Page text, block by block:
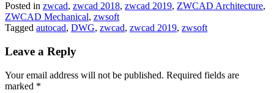
Posted in zwcad, zwcad 2018, zwcad 2019, ZWCAD Architecture,
ZWCAD Mechanical, zwsoft
Tagged autocad, DWG, zwcad, zwcad 2019, zwsoft
Leave a Reply
Your email address will not be published. Required fields are
marked *